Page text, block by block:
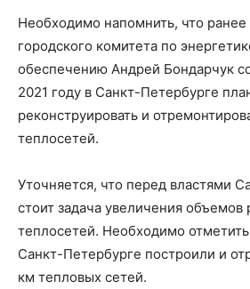
Необходимо напомнить, что ранее
городского комитета по
обеспечению Андрей Бондарчук
2021 году в Санкт-Петербурге
реконструировать и
теплосетей.
Уточняется, что перед властями
стоит задача увеличения объемов
теплосетей. Необходимо
Санкт-Петербурге построили и
км тепловых сетей.